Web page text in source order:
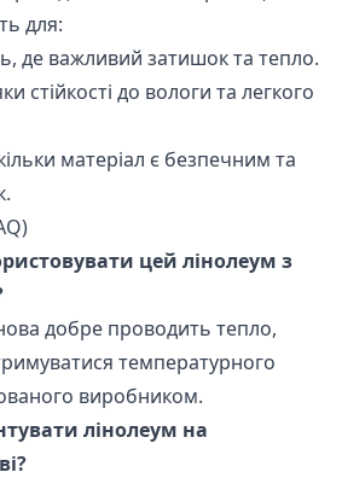
для:
де важливий затишок та тепло.
стійкості до вологи та легкого
матеріал є безпечним та
цей лінолеум з
добре проводить тепло,
температурного
виробником.
лінолеум на